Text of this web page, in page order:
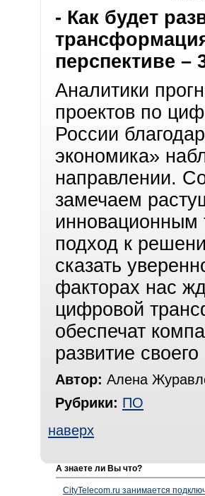
- Как будет
перспективе –
Аналитики
проектов по
России
экономика»
направлении.
замечаем
инновационным
подход к
сказать
факторах нас
цифровой
обеспечат
развитие
Автор: Алена
Рубрики: ПО
наверх
А знаете ли Вы что?
CityTelecom.ru занимается